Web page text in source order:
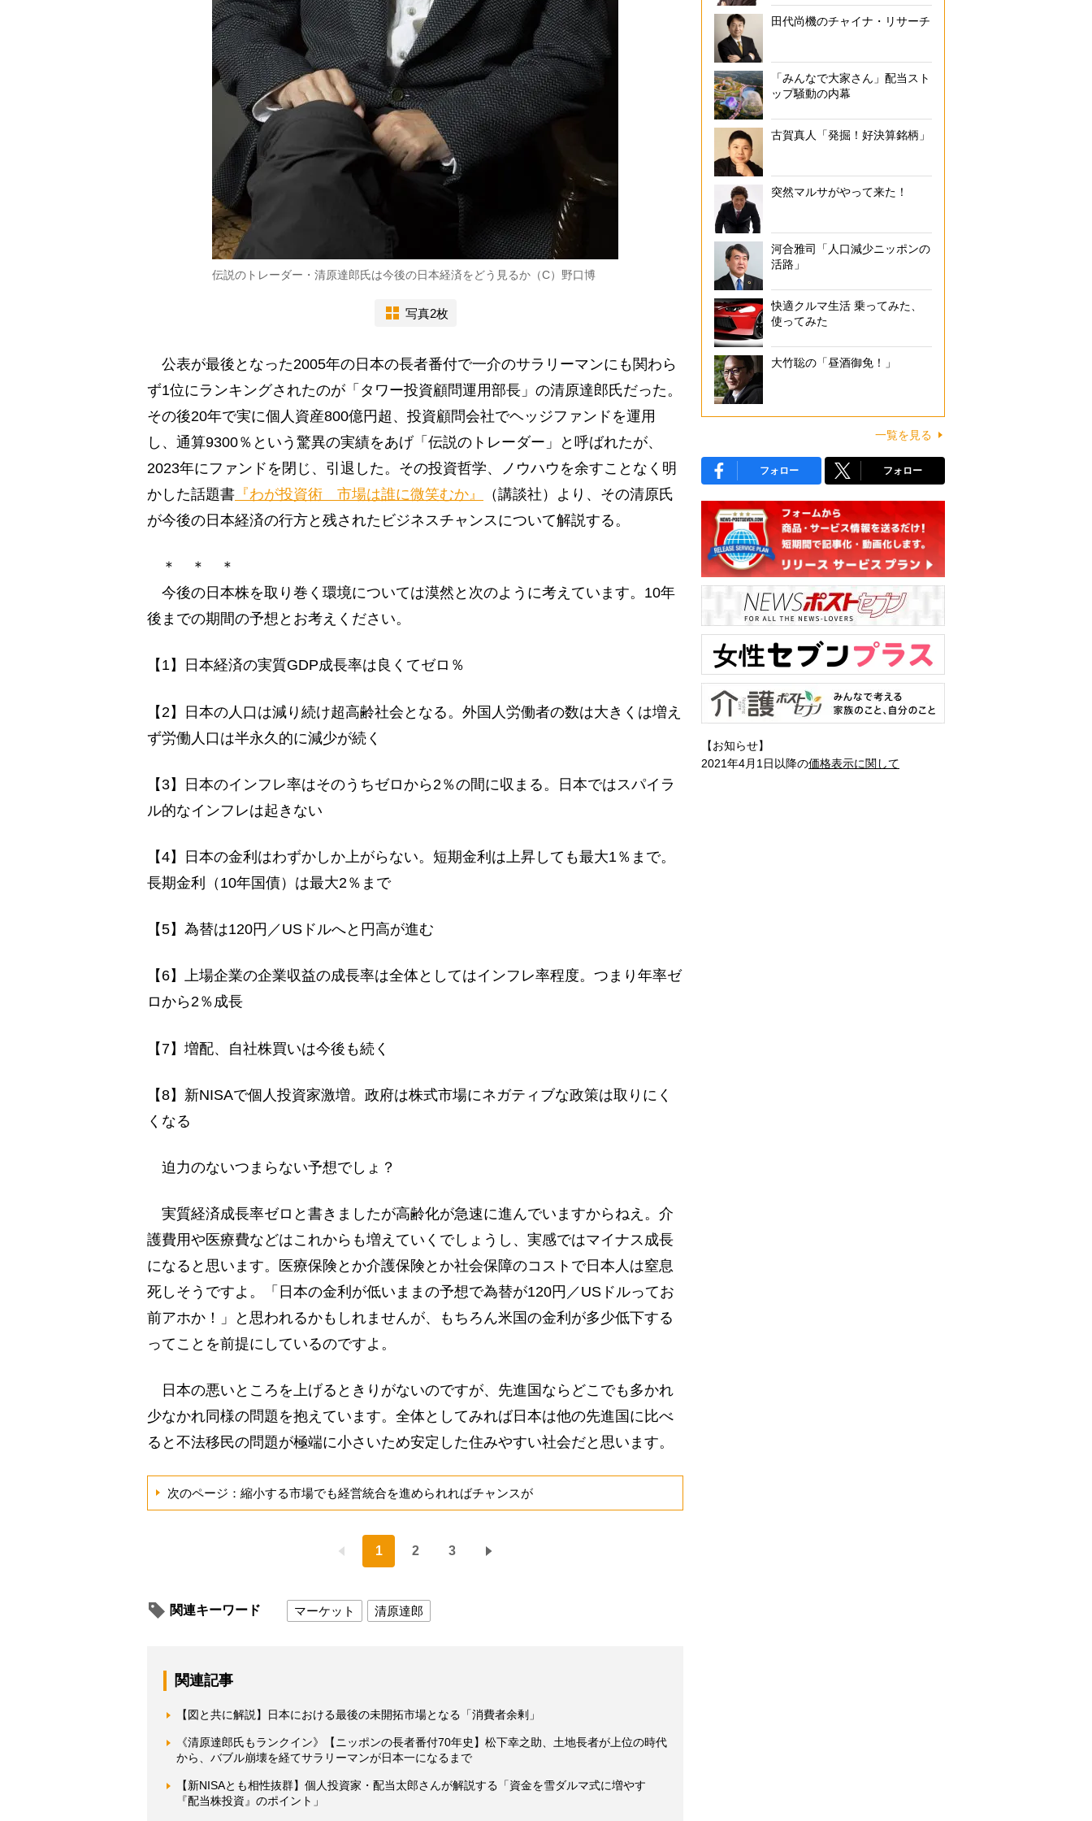
伝説のトレーダー・清原達郎氏は今後の日本経済をどう見るか（C）野口博
写真2枚
公表が最後となった2005年の日本の長者番付で一介のサラリーマンにも関わら
ず1位にランキングされたのが「タワー投資顧問運用部長」の清原達郎氏だった。
その後20年で実に個人資産800億円超、投資顧問会社でヘッジファンドを運用
し、通算9300％という驚異の実績をあげ「伝説のトレーダー」と呼ばれたが、
2023年にファンドを閉じ、引退した。その投資哲学、ノウハウを余すことなく明
かした話題書 『わが投資術 市場は誰に微笑むか』
（講談社）より、その清原氏
が今後の日本経済の行方と残されたビジネスチャンスについて解説する。
＊ ＊ ＊
今後の日本株を取り巻く環境については漠然と次のように考えています。10年
後までの期間の予想とお考えください。
【1】日本経済の実質GDP成長率は良くてゼロ％
【2】日本の人口は減り続け超高齢社会となる。外国人労働者の数は大きくは増え
ず労働人口は半永久的に減少が続く
【3】日本のインフレ率はそのうちゼロから2％の間に収まる。日本ではスパイラ
ル的なインフレは起きない
【4】日本の金利はわずかしか上がらない。短期金利は上昇しても最大1％まで。
長期金利（10年国債）は最大2％まで
【5】為替は120円／USドルへと円高が進む
【6】上場企業の企業収益の成長率は全体としてはインフレ率程度。つまり年率ゼ
ロから2％成長
【7】増配、自社株買いは今後も続く
【8】新NISAで個人投資家激増。政府は株式市場にネガティブな政策は取りにく
くなる
迫力のないつまらない予想でしょ？
実質経済成長率ゼロと書きましたが高齢化が急速に進んでいますからねえ。介
護費用や医療費などはこれからも増えていくでしょうし、実感ではマイナス成長
になると思います。医療保険とか介護保険とか社会保障のコストで日本人は窒息
死しそうですよ。「日本の金利が低いままの予想で為替が120円／USドルってお
前アホか！」と思われるかもしれませんが、もちろん米国の金利が多少低下する
ってことを前提にしているのですよ。
日本の悪いところを上げるときりがないのですが、先進国ならどこでも多かれ
少なかれ同様の問題を抱えています。全体としてみれば日本は他の先進国に比べ
ると不法移民の問題が極端に小さいため安定した住みやすい社会だと思います。
次のページ：縮小する市場でも経営統合を進められればチャンスが
1 2 3
関連キーワード マーケット 清原達郎
関連記事
【図と共に解説】日本における最後の未開拓市場となる「消費者余剰」
《清原達郎氏もランクイン》【ニッポンの長者番付70年史】松下幸之助、土地長者が上位の時代
から、バブル崩壊を経てサラリーマンが日本一になるまで
【新NISAとも相性抜群】個人投資家・配当太郎さんが解説する「資金を雪ダルマ式に増やす
『配当株投資』のポイント」
田代尚機のチャイナ・リサーチ
「みんなで大家さん」配当スト
ップ騒動の内幕
古賀真人「発掘！好決算銘柄」
突然マルサがやって来た！
河合雅司「人口減少ニッポンの
活路」
快適クルマ生活 乗ってみた、
使ってみた
大竹聡の「昼酒御免！」
一覧を見る
フォロー フォロー
【お知らせ】
2021年4月1日以降の価格表示に関して